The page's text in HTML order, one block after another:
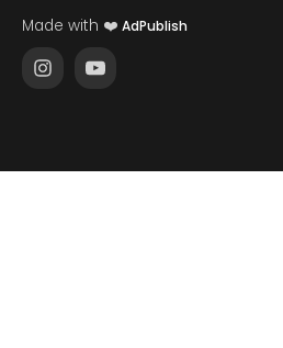
Made with ❤️ AdPublish